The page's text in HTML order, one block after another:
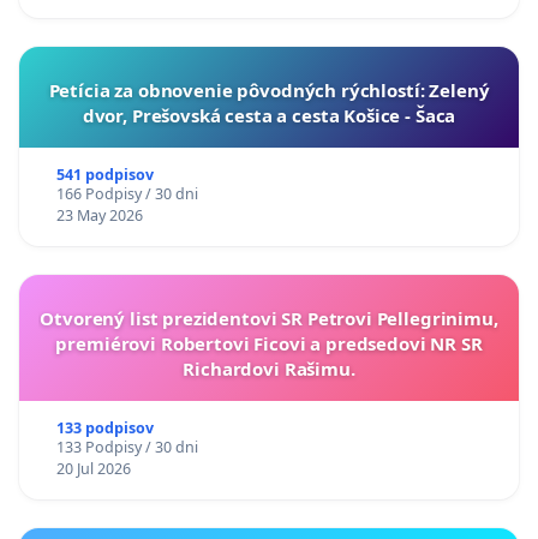
​Petícia za obnovenie pôvodných rýchlostí: Zelený
dvor, Prešovská cesta a cesta Košice - Šaca
541 podpisov
166 Podpisy / 30 dni
23 May 2026
Otvorený list prezidentovi SR Petrovi Pellegrinimu,
premiérovi Robertovi Ficovi a predsedovi NR SR
Richardovi Rašimu.
133 podpisov
133 Podpisy / 30 dni
20 Jul 2026